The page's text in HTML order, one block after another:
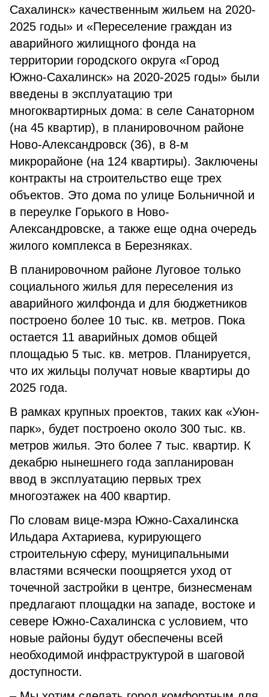
Сахалинск» качественным жильем на 2020-
2025 годы» и «Переселение граждан из
аварийного жилищного фонда на
территории городского округа «Город
Южно-Сахалинск» на 2020-2025 годы» были
введены в эксплуатацию три
многоквартирных дома: в селе Санаторном
(на 45 квартир), в планировочном районе
Ново-Александровск (36), в 8-м
микрорайоне (на 124 квартиры). Заключены
контракты на строительство еще трех
объектов. Это дома по улице Больничной и
в переулке Горького в Ново-
Александровске, а также еще одна очередь
жилого комплекса в Березняках.
В планировочном районе Луговое только
социального жилья для переселения из
аварийного жилфонда и для бюджетников
построено более 10 тыс. кв. метров. Пока
остается 11 аварийных домов общей
площадью 5 тыс. кв. метров. Планируется,
что их жильцы получат новые квартиры до
2025 года.
В рамках крупных проектов, таких как «Уюн-
парк», будет построено около 300 тыс. кв.
метров жилья. Это более 7 тыс. квартир. К
декабрю нынешнего года запланирован
ввод в эксплуатацию первых трех
многоэтажек на 400 квартир.
По словам вице-мэра Южно-Сахалинска
Ильдара Ахтариева, курирующего
строительную сферу, муниципальными
властями всячески поощряется уход от
точечной застройки в центре, бизнесменам
предлагают площадки на западе, востоке и
севере Южно-Сахалинска с условием, что
новые районы будут обеспечены всей
необходимой инфраструктурой в шаговой
доступности.